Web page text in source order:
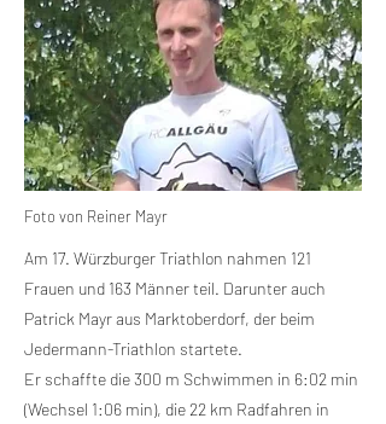
Foto von Reiner Mayr
Am 17. Würzburger Triathlon nahmen 121
Frauen und 163 Männer teil. Darunter auch
Patrick Mayr aus Marktoberdorf, der beim
Jedermann-Triathlon startete.
Er schaffte die 300 m Schwimmen in 6:02 min
(Wechsel 1:06 min), die 22 km Radfahren in